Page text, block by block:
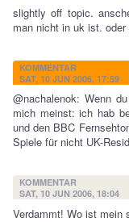
slightly off topic.
man nicht in uk ist.
KOMMENTAR
SAT, 10 JUN 2006, 17:59
@nachalenok: Wenn
mich meinst: ich hab
und den BBC
Spiele für nicht UK-
KOMMENTAR
SAT, 10 JUN 2006, 18:04
Verdammt! Wo ist mein